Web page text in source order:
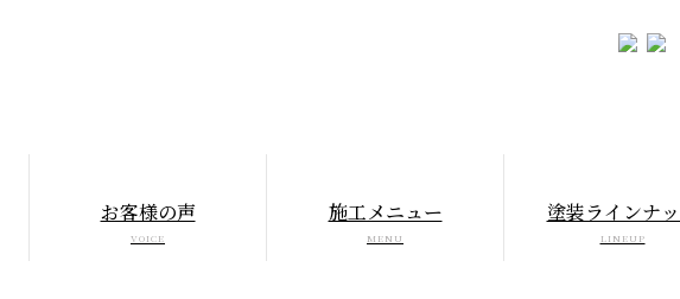
お客様の声
VOICE
施工メニュー
MENU
塗装ラインナ
LINEUP